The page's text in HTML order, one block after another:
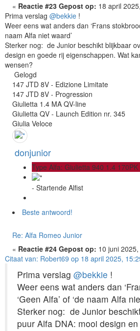
« Reactie #23 Gepost op: 18 april
Prima verslag @bekkie !
Weer eens wat anders dan ‘Frans
naam Alfa niet waard’
Sterker nog: de Junior beschikt blijkbaar
design en goede rij eigenschappen. Wat
wensen?
Gelogd
147 JTD 8V - Edizione Limitate
147 JTD 8V - Progression
Giulietta 1.4 MA QV-line
Giulietta QV - Launch Edition nr. 345
Giulia Veloce
donjunior
Type Alfa: Giulietta 940 1.4 170PK
- Startende Alfist
Beste antwoord!
Re: Alfa Romeo Junior
« Reactie #24 Gepost op: 10 juni
Citaat van: Robert69 op 18 april 2025,
Prima verslag @bekkie !
Weer eens wat anders dan
‘Geen Alfa’ of ‘de naam Alfa
Sterker nog: de Junior
puur Alfa DNA: mooi design